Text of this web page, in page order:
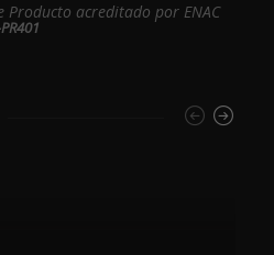
Producto acreditado por ENAC